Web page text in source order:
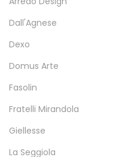
Dall'Agnese
Dexo
Domus Arte
Fasolin
Fratelli Mirandola
Giellesse
La Seggiola